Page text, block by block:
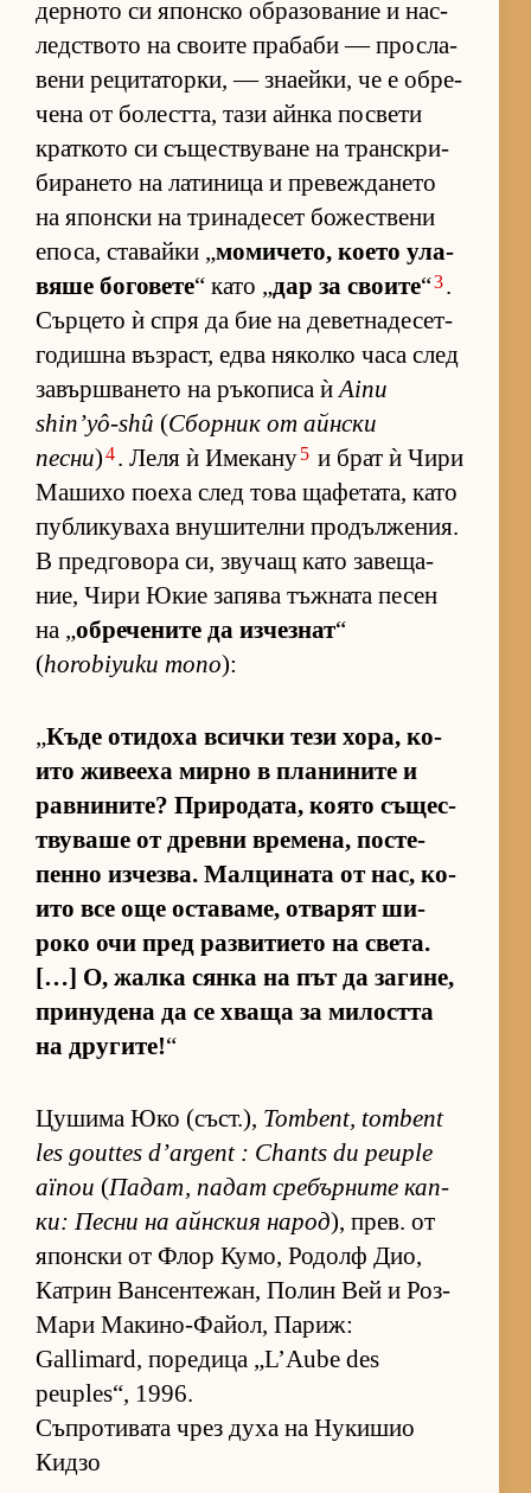
дер­ното си япон­ско об­ра­зо­ва­ние и нас­
лед­с­твото на сво­ите пра­баби — прос­ла­
вени ре­ци­та­тор­ки, — зна­ей­ки, че е об­ре­
чена от бо­лест­та, тази айнка пос­вети
крат­кото си съ­щес­т­ву­ване на тран­с­к­ри­
би­ра­нето на ла­ти­ница и пре­веж­да­нето
на япон­ски на три­на­де­сет бо­жес­т­вени
епо­са, ста­вайки „мо­ми­че­то, ко­ето ула­
вяше бо­го­вете“ като „дар за сво­ите“3.
Сър­цето ѝ спря да бие на де­вет­на­де­сет­
го­дишна въз­раст, едва ня­колко часа след
за­вър­ш­ва­нето на ръ­ко­писа ѝAinu
shin’yô-shû (Сбор­ник от айн­ски
песни)4. Леля ѝ Име­кану5 и брат ѝ Чири
Ма­шихо по­еха след това ща­фе­та­та, като
пуб­ли­ку­ваха вну­ши­телни про­дъл­же­ния.
В пред­го­вора си, зву­чащ като за­ве­ща­
ние, Чири Юкие за­пява тъж­ната пе­сен
на „об­ре­че­ните да из­чез­нат“
(horobiyuku mono):
„Къде оти­доха всички тези хо­ра, ко­
ито жи­ве­еха мирно в пла­ни­ните и
рав­ни­ни­те? При­ро­да­та, ко­ято съ­щес­
т­ву­ваше от древни вре­ме­на, пос­те­
пенно из­чез­ва. Мал­ци­ната от нас, ко­
ито все още ос­та­ва­ме, от­ва­рят ши­
роко очи пред раз­ви­ти­ето на све­та.
[…] О, жалка сянка на път да за­ги­не,
при­ну­дена да се хваща за ми­лостта
на дру­ги­те!“
Цу­шима Юко (съст­.), Tombent, tombent
les gouttes d’argent : Chants du peuple
aïnou (Па­дат, па­дат сре­бър­ните кап­
ки: Песни на айн­с­кия на­род), прев. от
япон­ски от Флор Ку­мо, Ро­долф Дио,
Кат­рин Ван­сен­те­жан, По­лин Вей и Роз-
Мари Ма­ки­но-Фа­йол, Па­риж:
Gallimard, по­ре­дица „L’Aube des
peuples“, 1996.
Съпротивата чрез духа на Нукишио
Кидзо